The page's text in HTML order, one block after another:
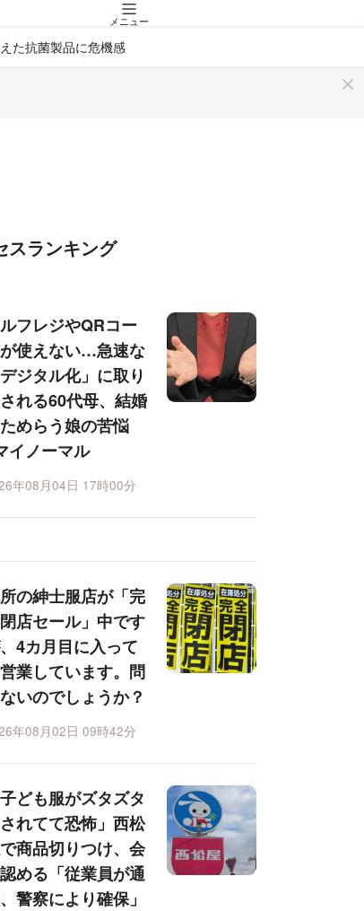
メニュー
た抗菌製品に危機感
スランキング
フレジやQRコー
が使えない…急速な
デジタル化」に取り
れる60代母、結婚
めらう娘の苦悩
イノーマル
年08月04日 17時00分
の紳士服店が「完
店セール」中です
4カ月目に入って
業しています。問
いのでしょうか？
年08月02日 09時42分
子ども服がズタズタ
れてて恐怖」西松
商品切りつけ、会
める「従業員が通
警察により確保」